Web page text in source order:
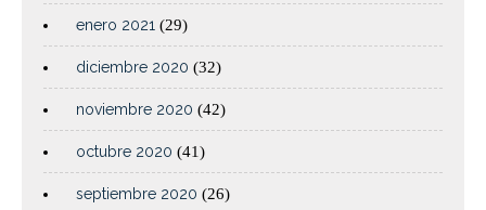
enero 2021 (29)
diciembre 2020 (32)
noviembre 2020 (42)
octubre 2020 (41)
septiembre 2020 (26)